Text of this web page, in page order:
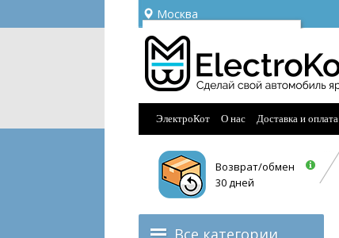
Москва
Ваш город —
Угадали?
ЭлектроКот О нас Доставка и оплата
Возврат/обмен
30 дней
Все категории